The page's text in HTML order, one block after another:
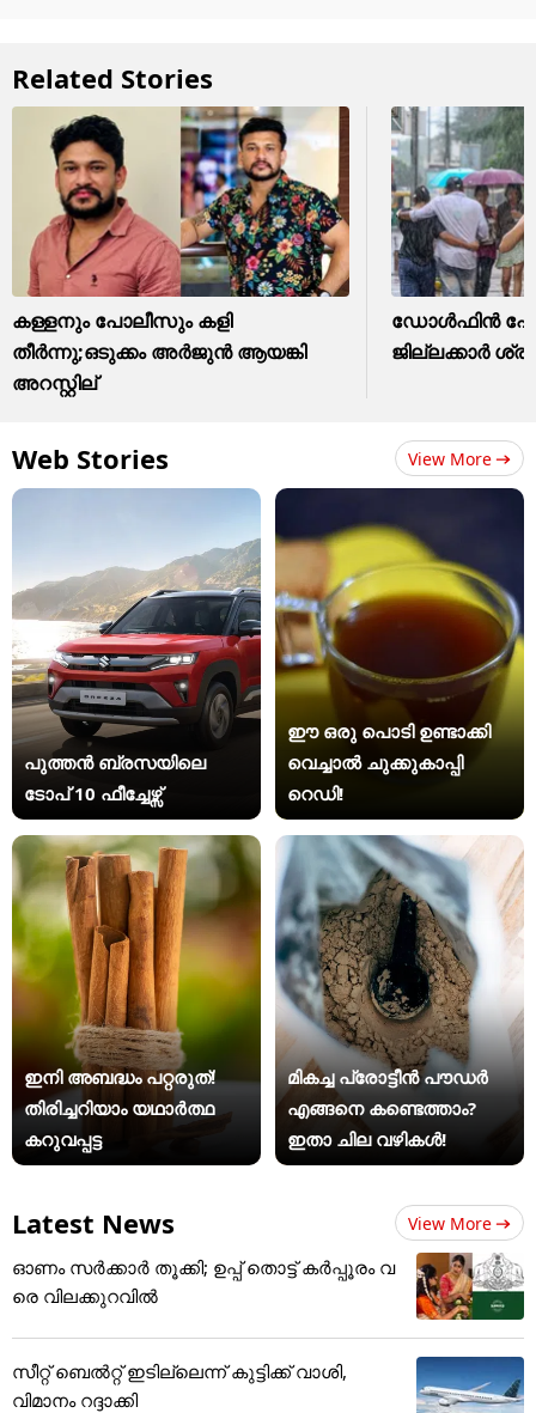
Related Stories
കള്ളനും പോലീസും കളി
തീര്‍ന്നു;ഒടുക്കം അര്‍ജുന്‍ ആയങ്കി
അറസ്റ്റില്
ഡോൾഫിൻ
ജില്ലക്കാർ
Web Stories View More
പുത്തൻ ബ്രസയിലെ
ടോപ് 10 ഫീച്ചേഴ്സ്
ഈ ഒരു പൊടി ഉണ്ടാക്കി
വെച്ചാൽ ചുക്കുകാപ്പി
റെഡി!
ഇനി അബദ്ധം പറ്റരുത്!
തിരിച്ചറിയാം യഥാര്‍ത്ഥ
കറുവപ്പട്ട
മികച്ച പ്രോട്ടീൻ പൗഡർ
എങ്ങനെ കണ്ടെത്താം?
ഇതാ ചില വഴികൾ!
Latest News View More
ഓണം സര്‍ക്കാര്‍ തൂക്കി; ഉപ്പ് തൊട്ട് കര്‍പ്പൂരം വ
രെ വിലക്കുറവില്‍
സീറ്റ് ബെൽറ്റ് ഇടില്ലെന്ന് കുട്ടിക്ക് വാശി,
വിമാനം റദ്ദാക്കി